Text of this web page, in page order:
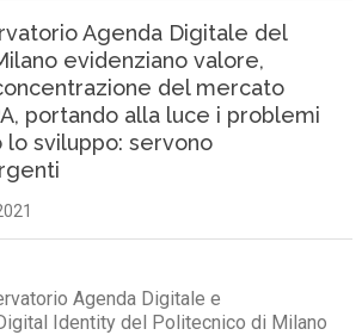
Agenda Digitale del
evidenziano valore,
del mercato
portando alla luce i problemi
lo sviluppo: servono
Agenda Digitale e
Identity del Politecnico di Milano